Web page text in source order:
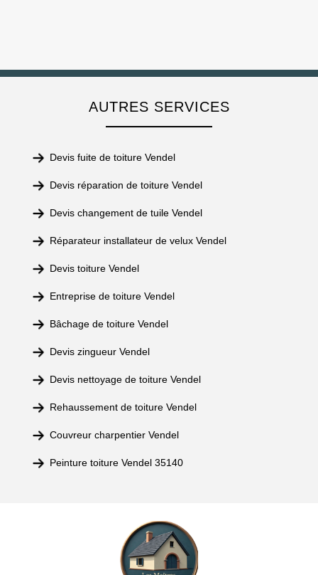
AUTRES SERVICES
Devis fuite de toiture Vendel
Devis réparation de toiture Vendel
Devis changement de tuile Vendel
Réparateur installateur de velux Vendel
Devis toiture Vendel
Entreprise de toiture Vendel
Bâchage de toiture Vendel
Devis zingueur Vendel
Devis nettoyage de toiture Vendel
Rehaussement de toiture Vendel
Couvreur charpentier Vendel
Peinture toiture Vendel 35140